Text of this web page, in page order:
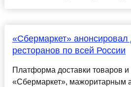
«Сбермаркет» анонсировал
ресторанов по всей России
Платформа доставки товаров и
«Сбермаркет», мажоритарным